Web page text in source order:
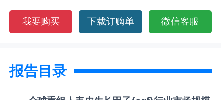
我要购买 下载订购单 微信客服
报告目录